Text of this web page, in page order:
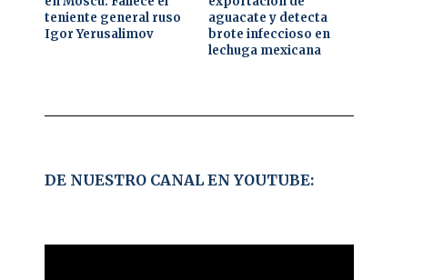
teniente general ruso
Igor Yerusalimov
aguacate y detecta
brote infeccioso en
lechuga mexicana
DE NUESTRO CANAL EN YOUTUBE: